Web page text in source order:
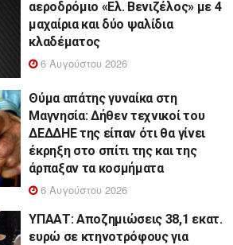
αεροδρόμιο «Ελ. Βενιζέλος» με 4
μαχαίρια και δύο ψαλίδια
κλαδέματος
6 Αυγούστου 2026
Θύμα απάτης γυναίκα στη
Μαγνησία: Δήθεν τεχνικοί του
ΔΕΔΔΗΕ της είπαν ότι θα γίνει
έκρηξη στο σπίτι της και της
άρπαξαν τα κοσμήματα
6 Αυγούστου 2026
ΥΠΑΑΤ: Αποζημιώσεις 38,1 εκατ.
ευρώ σε κτηνοτρόφους για